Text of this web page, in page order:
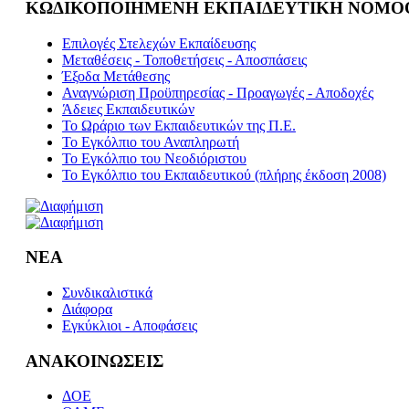
ΚΩΔΙΚΟΠΟΙΗΜΕΝΗ ΕΚΠΑΙΔΕΥΤΙΚΗ
Επιλογές Στελεχών Εκπαίδευσης
Μεταθέσεις - Τοποθετήσεις - Αποσπάσεις
Έξοδα Μετάθεσης
Αναγνώριση Προϋπηρεσίας - Προαγωγές - Αποδοχές
Άδειες Εκπαιδευτικών
Το Ωράριο των Εκπαιδευτικών της Π.Ε.
Το Εγκόλπιο του Αναπληρωτή
Το Εγκόλπιο του Νεοδιόριστου
Το Εγκόλπιο του Εκπαιδευτικού (πλήρης έκδοση 2008)
ΝΕΑ
Συνδικαλιστικά
Διάφορα
Εγκύκλιοι - Αποφάσεις
ΑΝΑΚΟΙΝΩΣΕΙΣ
ΔΟΕ